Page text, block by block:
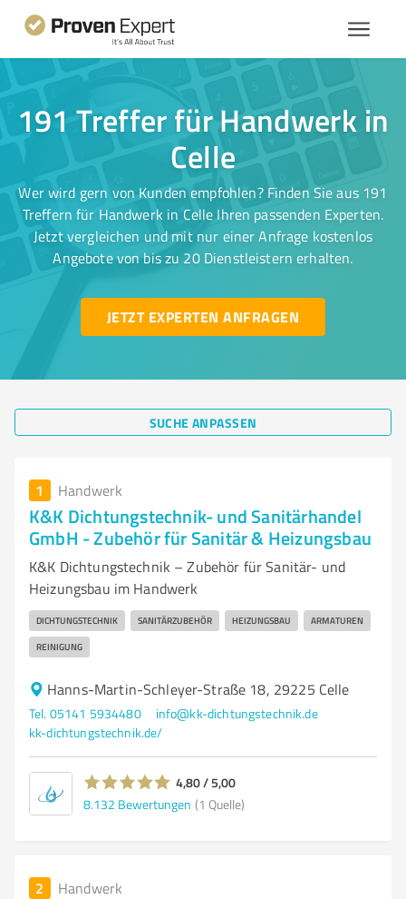
191 Treffer für Handwerk in
Celle
Wer wird gern von Kunden empfohlen? Finden Sie aus 191
Treffern für Handwerk in Celle Ihren passenden Experten.
Jetzt vergleichen und mit nur einer Anfrage kostenlos
Angebote von bis zu 20 Dienstleistern erhalten.
JETZT EXPERTEN ANFRAGEN
SUCHE ANPASSEN
1 Handwerk
K&K Dichtungstechnik- und Sanitärhandel
GmbH - Zubehör für Sanitär & Heizungsbau
K&K Dichtungstechnik – Zubehör für Sanitär- und
Heizungsbau im Handwerk
DICHTUNGSTECHNIK SANITÄRZUBEHÖR HEIZUNGSBAU ARMATUREN
REINIGUNG
Hanns-Martin-Schleyer-Straße 18, 29225 Celle
Tel. 05141 5934480
info@kk-dichtungstechnik.de
kk-dichtungstechnik.de/
4,80 / 5,00
8.132 Bewertungen (1 Quelle)
2 Handwerk